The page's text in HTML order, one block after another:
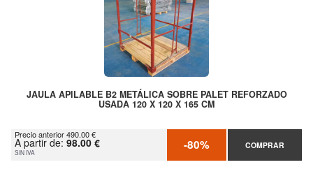
JAULA APILABLE B2 METÁLICA SOBRE PALET REFORZADO
USADA 120 X 120 X 165 CM
Precio anterior 490.00 €
A partir de: 98.00 €
SIN IVA -80% COMPRAR